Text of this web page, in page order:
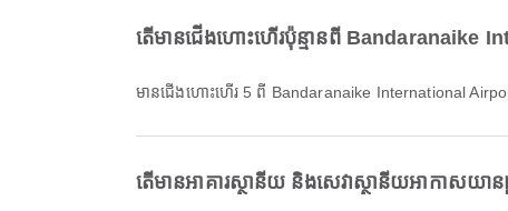
តើមានជើងហោះហើរប៉ុន្មានពី
មានជើងហោះហើរ 5 ពី Bandaranaike International
តើមានអាគារស្ថានីយ និងសេវាស្ថានីយអាកាសយ